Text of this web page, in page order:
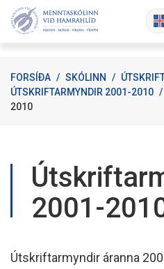
Fara
FORSÍÐA / SKÓLINN /
ÚTSKRIFTARMYNDIR 2001-2010 /
2010
2001-
Útskriftarmyndir áranna